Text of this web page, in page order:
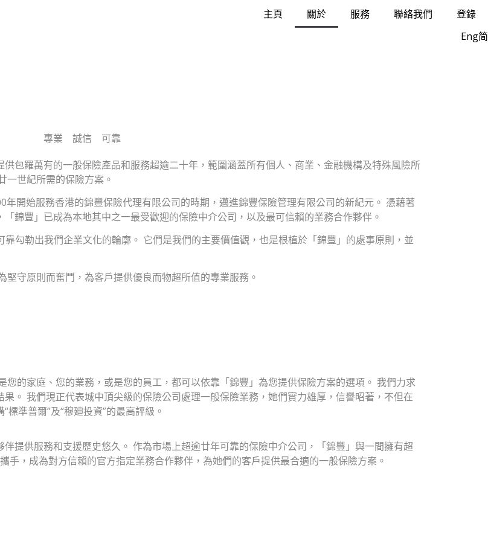
主頁 關於 服務 聯絡我們
登錄
Eng简
專業 誠信
可靠
包羅萬有的一般保險產品和服務超逾二十年，範圍涵蓋所有個人、商業、金融機構及特殊風險所
一世紀所需的保險方案。
開始服務香港的錦豐保險代理有限公司的時期，邁進錦豐保險管理有限公司的新紀元。 憑藉著
錦豐」已成為本地其中之一最受歡迎的保險中介公司，以及最可信賴的業務合作夥伴。
勾勒出我們企業文化的輪廓。 它們是我們的主要價值觀，也是根植於「錦豐」的處事原則，並
守原則而奮鬥，為客戶提供優良而物超所值的專業服務。
的家庭、您的業務，或是您的員工，都可以依靠「錦豐」為您提供保險方案的選項。 我們力求
。 我們現正代表城中頂尖級的保險公司處理一般保險業務，她們實力雄厚，信譽昭著，不但在
準普爾”及“穆廸投資”的最高評級。
提供服務和支援歷史悠久。 作為市場上超逾廿年可靠的保險中介公司，「錦豐」與一間擁有超
，成為對方信賴的官方指定業務合作夥伴，為她們的客戶提供最合適的一般保險方案。